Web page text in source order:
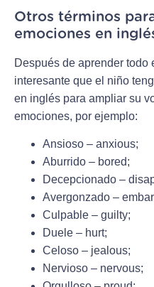
Otros términos
emociones en
Después de aprender todo
interesante que el niño
en inglés para ampliar su
emociones, por ejemplo:
Ansioso – anxious;
Aburrido – bored;
Decepcionado –
Avergonzado –
Culpable – guilty;
Duele – hurt;
Celoso – jealous;
Nervioso – nervous;